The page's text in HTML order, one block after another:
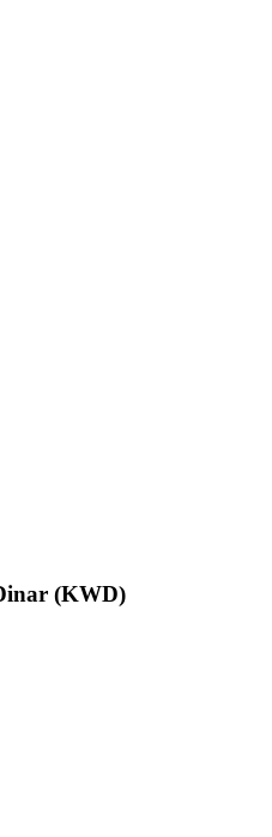
(KWD)